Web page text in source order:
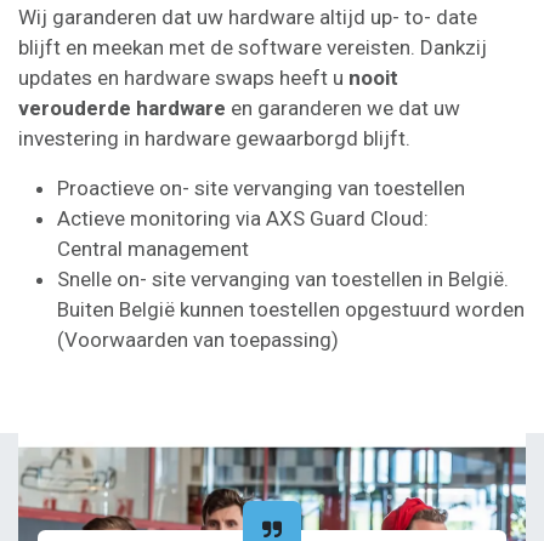
Wij garanderen dat uw hardware altijd up- to- date
blijft en meekan met de software vereisten. Dankzij
updates en hardware swaps heeft u nooit
verouderde hardware en garanderen we dat uw
investering in hardware gewaarborgd blijft.
Proactieve on- site vervanging van toestellen
Actieve monitoring via AXS Guard Cloud:
Central management
Snelle on- site vervanging van toestellen in België.
Buiten België kunnen toestellen opgestuurd worden
(Voorwaarden van toepassing)